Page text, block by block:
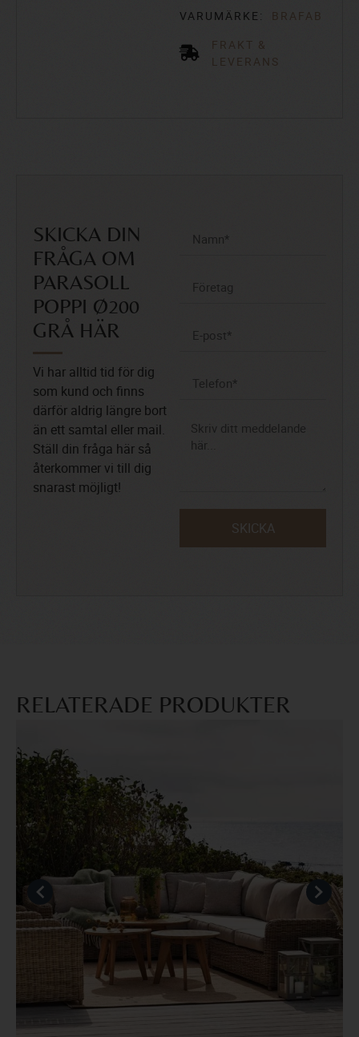
VARUMÄRKE:
BRAFAB
FRAKT &
LEVERANS
SKICKA DIN
FRÅGA OM
PARASOLL
POPPI Ø200
GRÅ HÄR
Vi har alltid tid för dig
som kund och finns
därför aldrig längre bort
än ett samtal eller mail.
Ställ din fråga här så
återkommer vi till dig
snarast möjligt!
SKICKA
RELATERADE PRODUKTER